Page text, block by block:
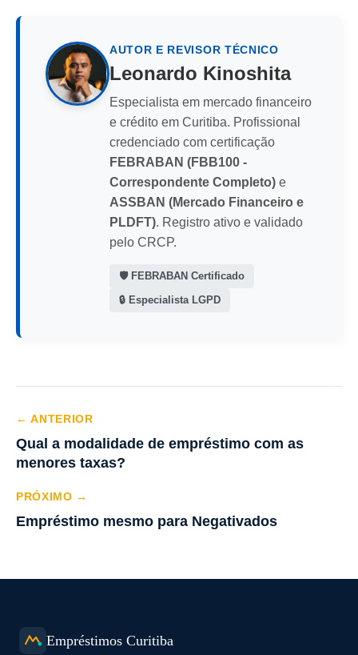
AUTOR E REVISOR TÉCNICO
Leonardo Kinoshita
Especialista em mercado financeiro
e crédito em Curitiba. Profissional
credenciado com certificação
FEBRABAN (FBB100 -
Correspondente Completo) e
ASSBAN (Mercado Financeiro e
PLDFT). Registro ativo e validado
pelo CRCP.
🛡️ FEBRABAN Certificado
🔒 Especialista LGPD
← ANTERIOR
Qual a modalidade de empréstimo com as
menores taxas?
PRÓXIMO →
Empréstimo mesmo para Negativados
Empréstimos Curitiba